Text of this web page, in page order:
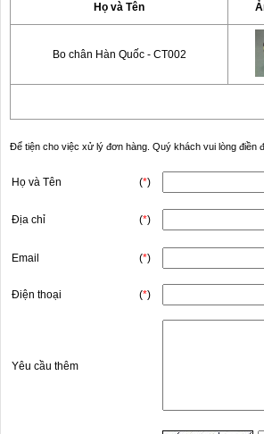
Họ và Tên
Bo chân Hàn Quốc - CT002
Để tiện cho việc xử lý đơn hàng. Quý khách vui lòng điền
Họ và Tên (*)
Địa chỉ (*)
Email (*)
Điện thoại (*)
Yêu cầu thêm